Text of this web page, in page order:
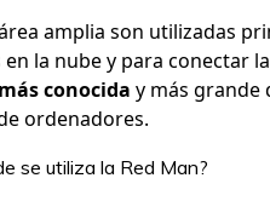
amplia son utilizadas
la nube y para conectar
conocida y más grande
ordenadores.
se utiliza la Red Man?